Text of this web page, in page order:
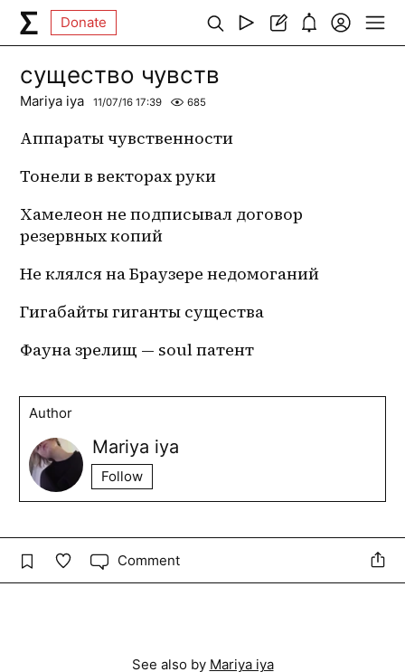
Donate
существо чувств
Mariya iya 11/07/16 17:39 685
Аппараты чувственности
Тонели в векторах руки
Хамелеон не подписывал договор
резервных копий
Не клялся на Браузере недомоганий
Гигабайты гиганты существа
Фауна зрелищ — soul патент
Author
Mariya iya
Follow
Comment
See also by Mariya iya